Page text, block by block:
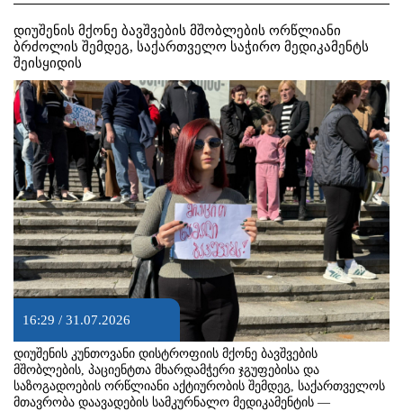
დიუშენის მქონე ბავშვების მშობლების ორწლიანი
ბრძოლის შემდეგ, საქართველო საჭირო მედიკამენტს
შეისყიდის
16:29 / 31.07.2026
დიუშენის კუნთოვანი დისტროფიის მქონე ბავშვების
მშობლების, პაციენტთა მხარდამჭერი ჯგუფებისა და
საზოგადოების ორწლიანი აქტიურობის შემდეგ, საქართველოს
მთავრობა დაავადების სამკურნალო მედიკამენტის —